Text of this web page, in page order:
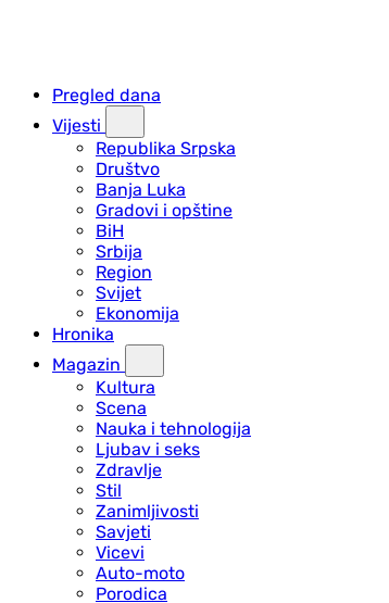
Pregled dana
Vijesti
Republika Srpska
Društvo
Banja Luka
Gradovi i opštine
BiH
Srbija
Region
Svijet
Ekonomija
Hronika
Magazin
Kultura
Scena
Nauka i tehnologija
Ljubav i seks
Zdravlje
Stil
Zanimljivosti
Savjeti
Vicevi
Auto-moto
Porodica